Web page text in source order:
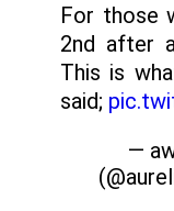
For those
2nd after
This is
said;
—